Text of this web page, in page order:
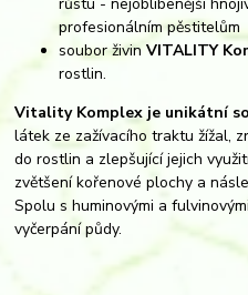
růstu - nejoblíbenější
profesionálním pěstitelům
soubor živinVITALITY
rostlin.
Vitality Komplex je unikátní
látek ze zažívacího traktu žížal,
do rostlin a zlepšující jejich
zvětšení kořenové plochy a
Spolu s huminovými a
vyčerpání půdy.